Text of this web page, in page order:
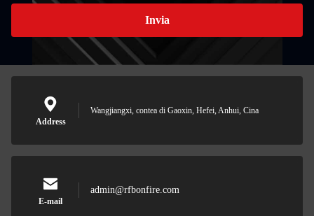
Invia
Address
Wangjiangxi, contea di Gaoxin, Hefei, Anhui, Cina
E-mail
admin@rfbonfire.com